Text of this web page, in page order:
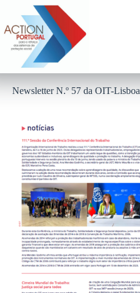
conteúdo
Newsletter N.º 57 da OIT-Lisboa